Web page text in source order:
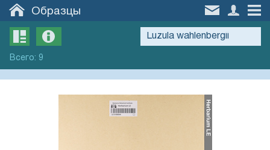
Образцы
Всего: 9